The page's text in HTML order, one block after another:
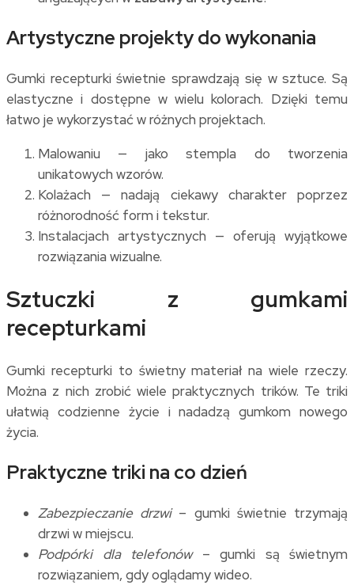
Artystyczne projekty do wykonania
Gumki recepturki świetnie sprawdzają się w sztuce. Są
elastyczne i dostępne w wielu kolorach. Dzięki temu
łatwo je wykorzystać w różnych projektach.
Malowaniu — jako stempla do tworzenia
unikatowych wzorów.
Kolażach — nadają ciekawy charakter poprzez
różnorodność form i tekstur.
Instalacjach artystycznych — oferują wyjątkowe
rozwiązania wizualne.
Sztuczki z gumkami
recepturkami
Gumki recepturki to świetny materiał na wiele rzeczy.
Można z nich zrobić wiele praktycznych trików. Te triki
ułatwią codzienne życie i nadadzą gumkom nowego
życia.
Praktyczne triki na co dzień
Zabezpieczanie drzwi– gumki świetnie trzymają
drzwi w miejscu.
Podpórki dla telefonów– gumki są świetnym
rozwiązaniem, gdy oglądamy wideo.